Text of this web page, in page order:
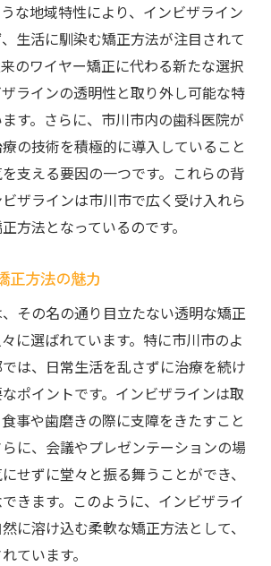
な地域特性により、インビザライン
生活に馴染む矯正方法が注目されて
のワイヤー矯正に代わる新たな選択
ラインの透明性と取り外し可能な特
す。さらに、市川市内の歯科医院が
の技術を積極的に導入していること
支える要因の一つです。これらの背
ザラインは市川市で広く受け入れら
方法となっているのです。
正方法の魅力
その名の通り目立たない透明な矯正
に選ばれています。特に市川市のよ
は、日常生活を乱さずに治療を続け
ポイントです。インビザラインは取
事や歯磨きの際に支障をきたすこと
に、会議やプレゼンテーションの場
せずに堂々と振る舞うことができ、
きます。このように、インビザライ
に溶け込む柔軟な矯正方法として、
ています。